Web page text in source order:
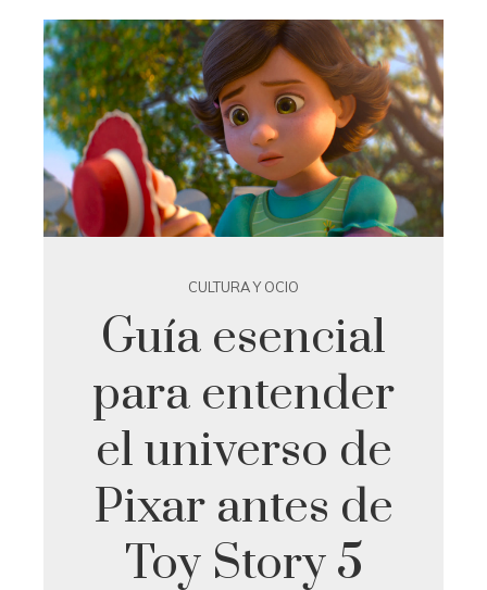
CULTURA Y OCIO
Guía esencial
para entender
el universo de
Pixar antes de
Toy Story 5